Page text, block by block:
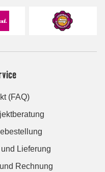
(FAQ)
Lieferung
Rechnung